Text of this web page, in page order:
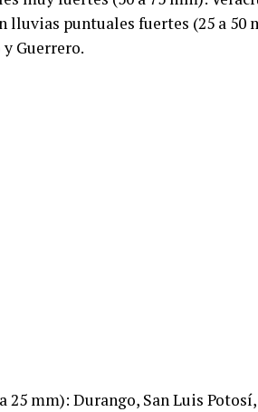
lluvias puntuales fuertes (25 a 50
Guerrero.
25 mm): Durango, San Luis